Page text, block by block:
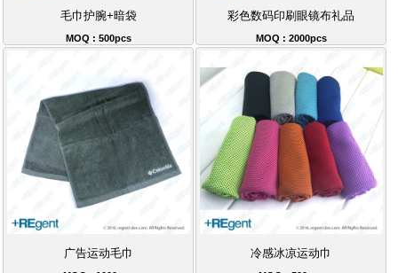
毛巾护腕+暗袋
MOQ : 500pcs
彩色数码印刷眼镜布礼品
MOQ : 2000pcs
广告运动毛巾 冷感冰凉运动巾